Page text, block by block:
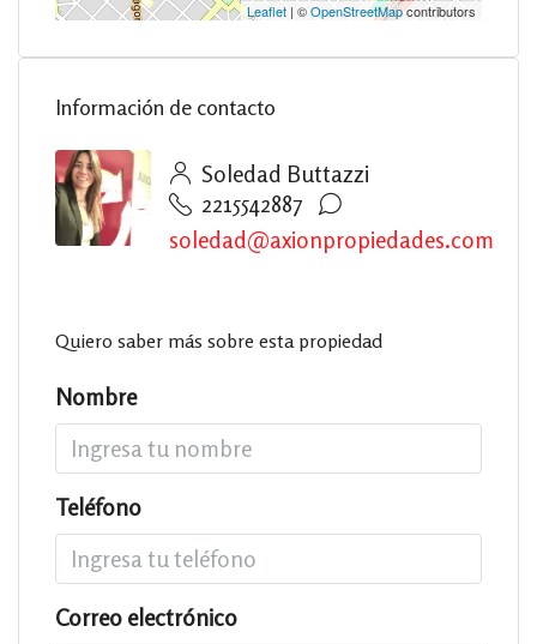
Leaflet | ©OpenStreetMapcontributors
Información de contacto
Soledad Buttazzi
2215542887
soledad@axionpropiedades.com
Quiero saber más sobre esta propiedad
Nombre
Teléfono
Correo electrónico